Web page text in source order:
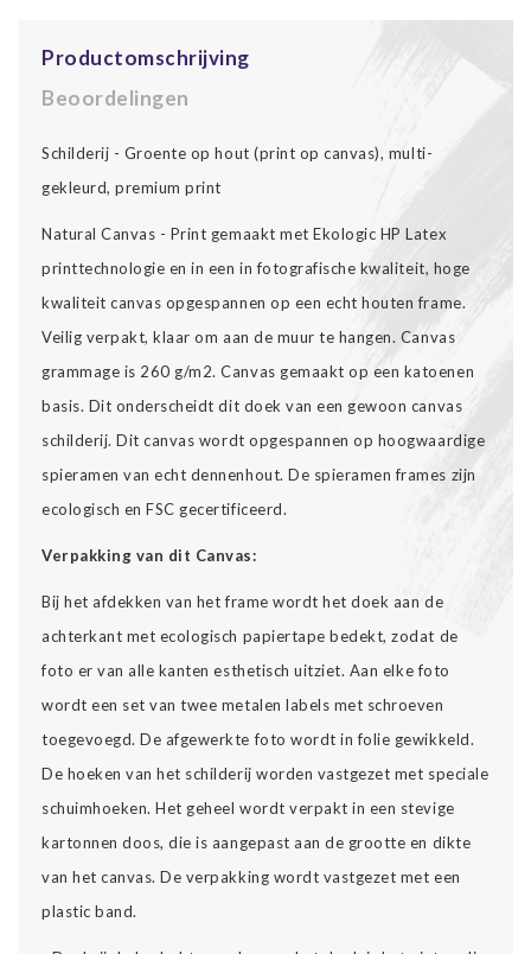
Productomschrijving
Beoordelingen
Schilderij - Groente op hout (print op canvas), multi-
gekleurd, premium print
Natural Canvas - Print gemaakt met Ekologic HP Latex
printtechnologie en in een in fotografische kwaliteit, hoge
kwaliteit canvas opgespannen op een echt houten frame.
Veilig verpakt, klaar om aan de muur te hangen. Canvas
grammage is 260 g/m2. Canvas gemaakt op een katoenen
basis. Dit onderscheidt dit doek van een gewoon canvas
schilderij. Dit canvas wordt opgespannen op hoogwaardige
spieramen van echt dennenhout. De spieramen frames zijn
ecologisch en FSC gecertificeerd.
Verpakking van dit Canvas:
Bij het afdekken van het frame wordt het doek aan de
achterkant met ecologisch papiertape bedekt, zodat de
foto er van alle kanten esthetisch uitziet. Aan elke foto
wordt een set van twee metalen labels met schroeven
toegevoegd. De afgewerkte foto wordt in folie gewikkeld.
De hoeken van het schilderij worden vastgezet met speciale
schuimhoeken. Het geheel wordt verpakt in een stevige
kartonnen doos, die is aangepast aan de grootte en dikte
van het canvas. De verpakking wordt vastgezet met een
plastic band.